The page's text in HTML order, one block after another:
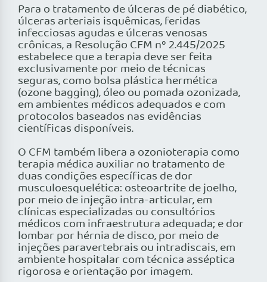
Para o tratamento de úlceras de pé diabético,
úlceras arteriais isquêmicas, feridas
infecciosas agudas e úlceras venosas
crônicas, a Resolução CFM nº 2.445/2025
estabelece que a terapia deve ser feita
exclusivamente por meio de técnicas
seguras, como bolsa plástica hermética
(ozone bagging), óleo ou pomada ozonizada,
em ambientes médicos adequados e com
protocolos baseados nas evidências
científicas disponíveis.
O CFM também libera a ozonioterapia como
terapia médica auxiliar no tratamento de
duas condições específicas de dor
musculoesquelética: osteoartrite de joelho,
por meio de injeção intra-articular, em
clínicas especializadas ou consultórios
médicos com infraestrutura adequada; e dor
lombar por hérnia de disco, por meio de
injeções paravertebrais ou intradiscais, em
ambiente hospitalar com técnica asséptica
rigorosa e orientação por imagem.